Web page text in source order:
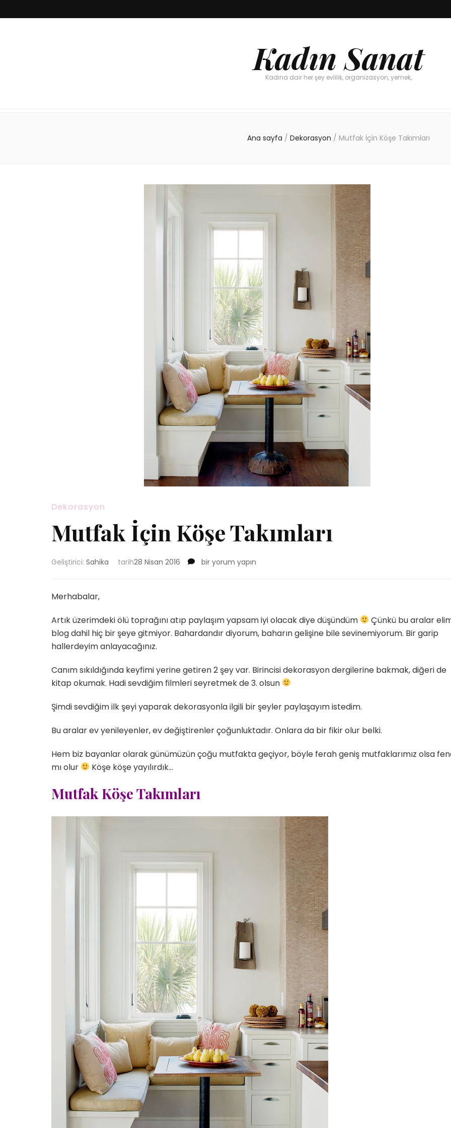
Kadın Sanat
Kadına dair her şey evlilik, organizasyon, yemek,
Ana sayfa / Dekorasyon / Mutfak İçin Köşe Takımları
Dekorasyon
Mutfak İçin Köşe Takımları
Geliştirici: Sahika tarih28 Nisan 2016
Mutfak
bir yorum yapın
Merhabalar,
Artık üzerimdeki ölü toprağını atıp paylaşım yapsam iyi olacak diye düşündüm
Çünkü bu aralar
blog dahil hiç bir şeye gitmiyor. Bahardandır diyorum, baharın gelişine bile sevinemiyorum. Bir garip
hallerdeyim anlayacağınız.
Canım sıkıldığında keyfimi yerine getiren 2 şey var. Birincisi dekorasyon dergilerine bakmak, diğeri de
kitap okumak. Hadi sevdiğim filmleri seyretmek de 3. olsun
Şimdi sevdiğim ilk şeyi yaparak dekorasyonla ilgili bir şeyler paylaşayım istedim.
Bu aralar ev yenileyenler, ev değiştirenler çoğunluktadır. Onlara da bir fikir olur belki.
Hem biz bayanlar olarak günümüzün çoğu mutfakta geçiyor, böyle ferah geniş mutfaklarımız olsa
mı olur
Köşe köşe yayılırdık…
Mutfak Köşe Takımları